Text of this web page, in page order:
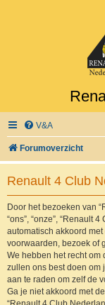
V&A
Forumoverzicht
Renault 4 Club
Door het bezoeken van
“ons”, “onze”, “Renault
automatisch akkoord
voorwaarden, bezoek of
We hebben het recht om
zullen ons best doen om
aan te raden om zelf de
Ga je niet akkoord met